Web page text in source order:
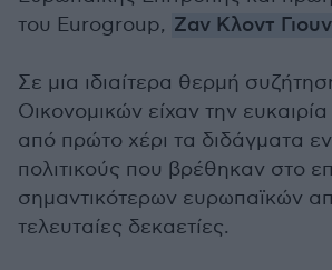
του Eurogroup, Ζαν Κλοντ
Σε μια ιδιαίτερα θερμή
Οικονομικών είχαν την
από πρώτο χέρι τα διδάγματα
πολιτικούς που βρέθηκαν στο
σημαντικότερων ευρωπαϊκών
τελευταίες δεκαετίες.